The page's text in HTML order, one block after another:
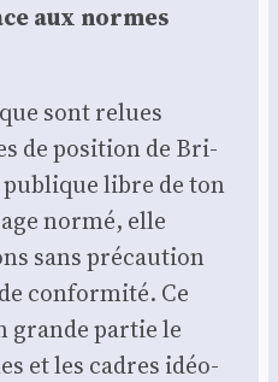
aux normes
sont relues
de posi­tion de Bri­
libre de ton
nor­mé, elle
sans pré­cau­tion
confor­mi­té. Ce
grande par­tie le
et les cadres idéo­